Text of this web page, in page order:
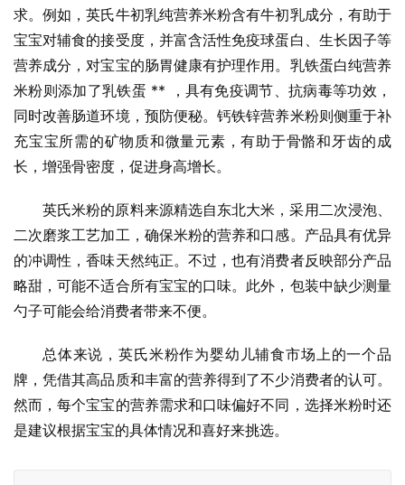
求。例如，英氏牛初乳纯营养米粉含有牛初乳成分，有助于
宝宝对辅食的接受度，并富含活性免疫球蛋白、生长因子等
营养成分，对宝宝的肠胃健康有护理作用。乳铁蛋白纯营养
米粉则添加了乳铁蛋 ** ，具有免疫调节、抗病毒等功效，
同时改善肠道环境，预防便秘。钙铁锌营养米粉则侧重于补
充宝宝所需的矿物质和微量元素，有助于骨骼和牙齿的成
长，增强骨密度，促进身高增长。
英氏米粉的原料来源精选自东北大米，采用二次浸泡、
二次磨浆工艺加工，确保米粉的营养和口感。产品具有优异
的冲调性，香味天然纯正。不过，也有消费者反映部分产品
略甜，可能不适合所有宝宝的口味。此外，包装中缺少测量
勺子可能会给消费者带来不便。
总体来说，英氏米粉作为婴幼儿辅食市场上的一个品
牌，凭借其高品质和丰富的营养得到了不少消费者的认可。
然而，每个宝宝的营养需求和口味偏好不同，选择米粉时还
是建议根据宝宝的具体情况和喜好来挑选。